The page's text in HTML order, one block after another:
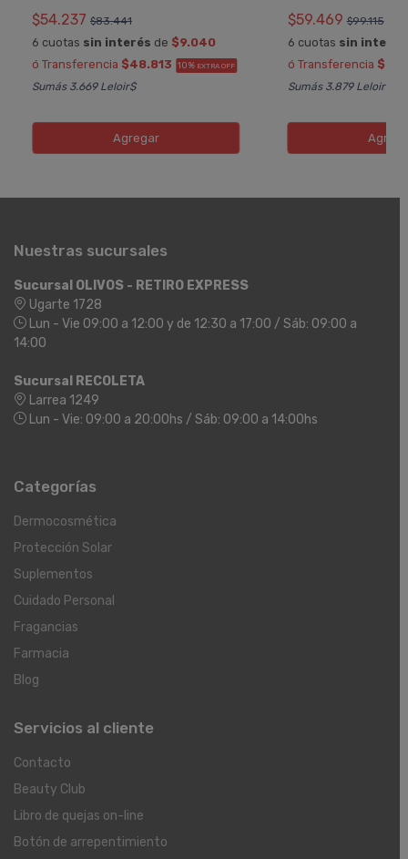
$54.237 $83.441
6 cuotas sin interés de $9.040
ó Transferencia $48.813 10% EXTRA OFF
Sumás 3.669 Leloir$
Agregar
$59.469 $99.115
6 cuotas sin interés
ó Transferencia
Sumás 3.879 Leloir$
Nuestras sucursales
Sucursal OLIVOS - RETIRO EXPRESS
Ugarte 1728
Lun - Vie 09:00 a 12:00 y de 12:30 a 17:00 / Sáb: 09:00 a
14:00
Sucursal RECOLETA
Larrea 1249
Lun - Vie: 09:00 a 20:00hs / Sáb: 09:00 a 14:00hs
Categorías
Dermocosmética
Protección Solar
Suplementos
Cuidado Personal
Fragancias
Farmacia
Blog
Servicios al cliente
Contacto
Beauty Club
Libro de quejas on-line
Botón de arrepentimiento